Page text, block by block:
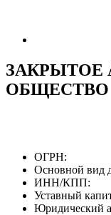
ЗАКРЫТОЕ
ОГРН:
Основной вид
ИНН/КПП:
Уставный
Юридический